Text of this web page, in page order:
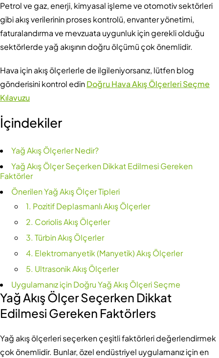
Petrol ve gaz, enerji, kimyasal işleme ve otomotiv sektörleri
gibi akış verilerinin proses kontrolü, envanter yönetimi,
faturalandırma ve mevzuata uygunluk için gerekli olduğu
sektörlerde yağ akışının doğru ölçümü çok önemlidir.
Hava için akış ölçerlerle de ilgileniyorsanız, lütfen blog
gönderisini kontrol edinDoğru Hava Akış Ölçerleri Seçme
Kılavuzu
İçindekiler
Yağ Akış Ölçerler Nedir?
Yağ Akış Ölçer Seçerken Dikkat Edilmesi Gereken
Faktörler
Önerilen Yağ Akış Ölçer Tipleri
1. Pozitif Deplasmanlı Akış Ölçerler
2. Coriolis Akış Ölçerler
3. Türbin Akış Ölçerler
4. Elektromanyetik (Manyetik) Akış Ölçerler
5. Ultrasonik Akış Ölçerler
Uygulamanız için Doğru Yağ Akış Ölçeri Seçme
Yağ Akış Ölçer Seçerken Dikkat
Edilmesi Gereken Faktörlers
Yağ akış ölçerleri seçerken çeşitli faktörleri değerlendirmek
çok önemlidir. Bunlar, özel endüstriyel uygulamanız için en